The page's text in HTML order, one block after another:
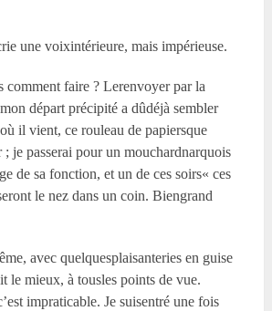
une voixintérieure, mais impérieuse.
comment faire ? Lerenvoyer par la
départ précipité a dûdéjà sembler
il vient, ce rouleau de papiersque
; je passerai pour un mouchardnarquois
de sa fonction, et un de ces soirs« ces
le nez dans un coin. Biengrand
avec quelquesplaisanteries en guise
le mieux, à tousles points de vue.
impraticable. Je suisentré une fois